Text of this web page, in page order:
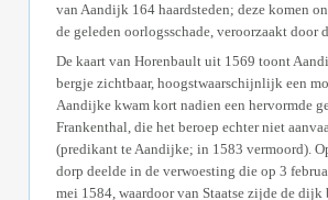
van Aandijk 164 haardsteden; deze komen
de geleden oorlogsschade, veroorzaakt
De kaart van Horenbault uit 1569 toont
bergje zichtbaar, hoogstwaarschijnlijk een
Aandijke kwam kort nadien een hervormde
Frankenthal, die het beroep echter niet
(predikant te Aandijke; in 1583 vermoord).
dorp deelde in de verwoesting die op 3
mei 1584, waardoor van Staatse zijde de